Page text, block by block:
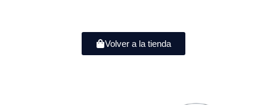
Volver a la tienda